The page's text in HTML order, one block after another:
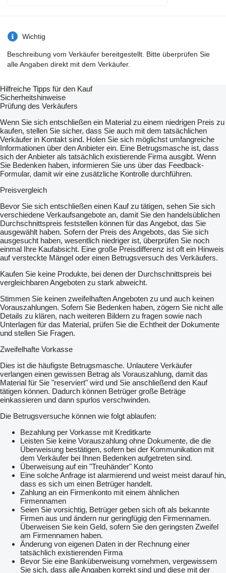
Wichtig
Beschreibung vom Verkäufer bereitgestellt. Bitte überprüfen Sie
alle Angaben direkt mit dem Verkäufer.
Hilfreiche Tipps für den Kauf
Sicherheitshinweise
Prüfung des Verkäufers
Wenn Sie sich entschließen ein Material zu einem niedrigen Preis zu
kaufen, stellen Sie sicher, dass Sie auch mit dem tatsächlichen
Verkäufer in Kontakt sind. Holen Sie sich möglichst umfangreiche
Informationen über den Anbieter ein. Eine Betrugsmasche ist, dass
sich der Anbieter als tatsächlich existierende Firma ausgibt. Wenn
Sie Bedenken haben, informieren Sie uns über das Feedback-
Formular, damit wir eine zusätzliche Kontrolle durchführen.
Preisvergleich
Bevor Sie sich entschließen einen Kauf zu tätigen, sehen Sie sich
verschiedene Verkaufsangebote an, damit Sie den handelsüblichen
Durchschnittspreis feststellen können für das Angebot, das Sie
ausgewählt haben. Sofern der Preis des Angebots, das Sie sich
ausgesucht haben, wesentlich niedriger ist, überprüfen Sie noch
einmal Ihre Kaufabsicht. Eine große Preisdifferenz ist oft ein Hinweis
auf versteckte Mängel oder einen Betrugsversuch des Verkäufers.
Kaufen Sie keine Produkte, bei denen der Durchschnittspreis bei
vergleichbaren Angeboten zu stark abweicht.
Stimmen Sie keinen zweifelhaften Angeboten zu und auch keinen
Vorauszahlungen. Sofern Sie Bedenken haben, zögern Sie nicht alle
Details zu klären, nach weiteren Bildern zu fragen sowie nach
Unterlagen für das Material, prüfen Sie die Echtheit der Dokumente
und stellen Sie Fragen.
Zweifelhafte Vorkasse
Dies ist die häufigste Betrugsmasche. Unlautere Verkäufer
verlangen einen gewissen Betrag als Vorauszahlung, damit das
Material für Sie "reserviert" wird und Sie anschließend den Kauf
tätigen können. Dadurch können Betrüger große Beträge
einkassieren und dann spurlos verschwinden.
Die Betrugsversuche können wie folgt ablaufen:
Bezahlung per Vorkasse mit Kreditkarte
Leisten Sie keine Vorauszahlung ohne Dokumente, die die
Überweisung bestätigen, sofern bei der Kommunikation mit
dem Verkäufer bei Ihnen Bedenken aufgetreten sind.
Überweisung auf ein "Treuhänder" Konto
Eine solche Anfrage ist alarmierend und weist meist darauf hin,
dass es sich um einen Betrüger handelt.
Zahlung an ein Firmenkonto mit einem ähnlichen
Firmennamen
Seien Sie vorsichtig, Betrüger geben sich oft als bekannte
Firmen aus und ändern nur geringfügig den Firmennamen.
Überweisen Sie kein Geld, sofern Sie den geringsten Zweifel
am Firmennamen haben.
Änderung von eigenen Daten in der Rechnung einer
tatsächlich existierenden Firma
Bevor Sie eine Banküberweisung vornehmen, vergewissern
Sie sich, dass alle Angaben korrekt sind und diese mit der